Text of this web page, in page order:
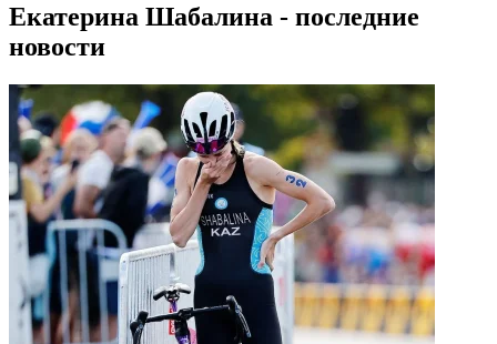
Екатерина Шабалина - последние
новости